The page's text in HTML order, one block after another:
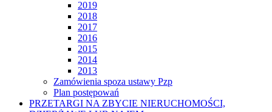
2019
2018
2017
2016
2015
2014
2013
Zamówienia spoza ustawy Pzp
Plan postępowań
PRZETARGI NA ZBYCIE NIERUCHOMOŚCI,